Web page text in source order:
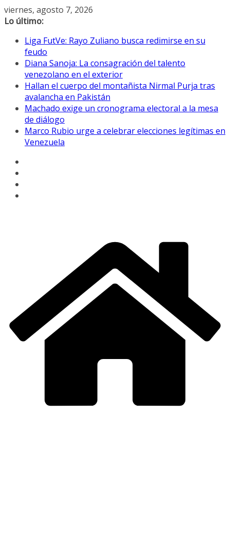
Saltar
al
viernes, agosto 7, 2026
Lo último:
Liga FutVe: Rayo Zuliano busca redimirse en su
feudo
Diana Sanoja: La consagración del talento
venezolano en el exterior
Hallan el cuerpo del montañista Nirmal Purja tras
avalancha en Pakistán
Machado exige un cronograma electoral a la mesa
de diálogo
Marco Rubio urge a celebrar elecciones legítimas en
Venezuela